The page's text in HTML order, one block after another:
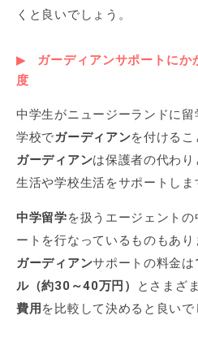
くと良いでしょう。
ガーディアンサポートにか
度
中学生がニュージーランドに
学校でガーディアンを付けるこ
ガーディアンは保護者の代わ
生活や学校生活をサポートしま
中学留学を扱うエージェントの
ートを行なっているものもあり
ガーディアンサポートの料金は
ル（約30～40万円）
とさまざ
費用 を比較して決めると良いで